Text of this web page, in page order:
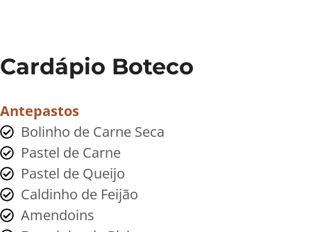
Cardápio Boteco
Antepastos
Bolinho de Carne Seca
Pastel de Carne
Pastel de Queijo
Caldinho de Feijão
Amendoins